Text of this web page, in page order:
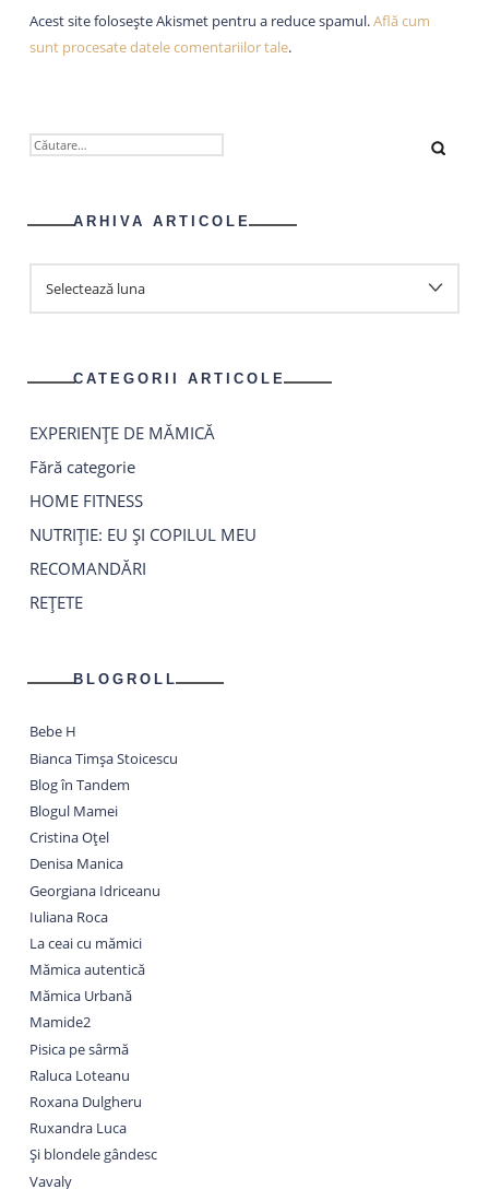
Acest site folosește Akismet pentru a reduce spamul.Află cum
sunt procesate datele comentariilor tale.
CAUTĂ
DUPĂ:
ARHIVA ARTICOLE
ARHIVA
ARTICOLE
CATEGORII ARTICOLE
EXPERIENȚE DE MĂMICĂ
Fără categorie
HOME FITNESS
NUTRIȚIE: EU ȘI COPILUL MEU
RECOMANDĂRI
REȚETE
BLOGROLL
Bebe H
Bianca Timșa Stoicescu
Blog în Tandem
Blogul Mamei
Cristina Oțel
Denisa Manica
Georgiana Idriceanu
Iuliana Roca
La ceai cu mămici
Mămica autentică
Mămica Urbană
Mamide2
Pisica pe sârmă
Raluca Loteanu
Roxana Dulgheru
Ruxandra Luca
Și blondele gândesc
Vavaly